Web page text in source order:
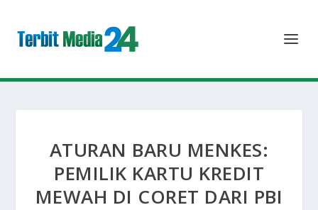
ATURAN BARU MENKES:
PEMILIK KARTU KREDIT
MEWAH DI CORET DARI PBI